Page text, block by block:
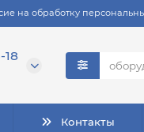
на обработку
18
Контакты